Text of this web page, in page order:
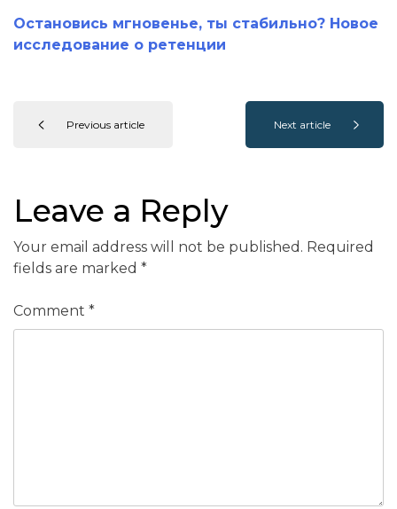
Остановись мгновенье, ты стабильно? Новое
исследование о ретенции
Previous article Next article
Leave a Reply
Your email address will not be published. Required
fields are marked *
Comment *